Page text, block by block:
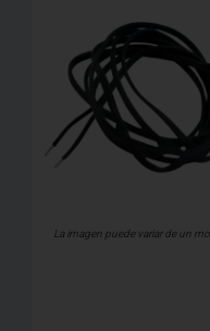
La imagen puede variar de un